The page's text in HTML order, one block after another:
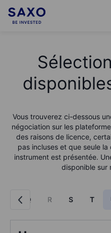
Vous trouverez ci-dessous
négociation sur les
des raisons de licence,
pas incluses et que seule
instrument est présentée.
disponible sur
Q R S T